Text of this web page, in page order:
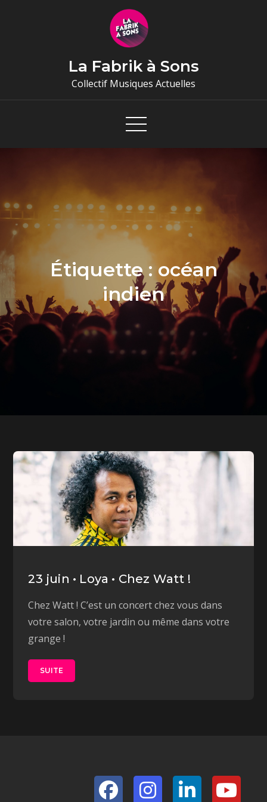
La Fabrik à Sons
Collectif Musiques Actuelles
Étiquette : océan
indien
23 juin • Loya • Chez Watt !
Chez Watt ! C’est un concert chez vous dans
votre salon, votre jardin ou même dans votre
grange !
SUITE